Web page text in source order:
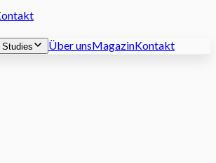
Über unsMagazinKontakt